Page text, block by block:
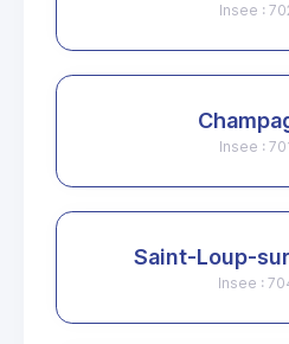
Insee :
Insee :
Saint-Loup-
Insee :